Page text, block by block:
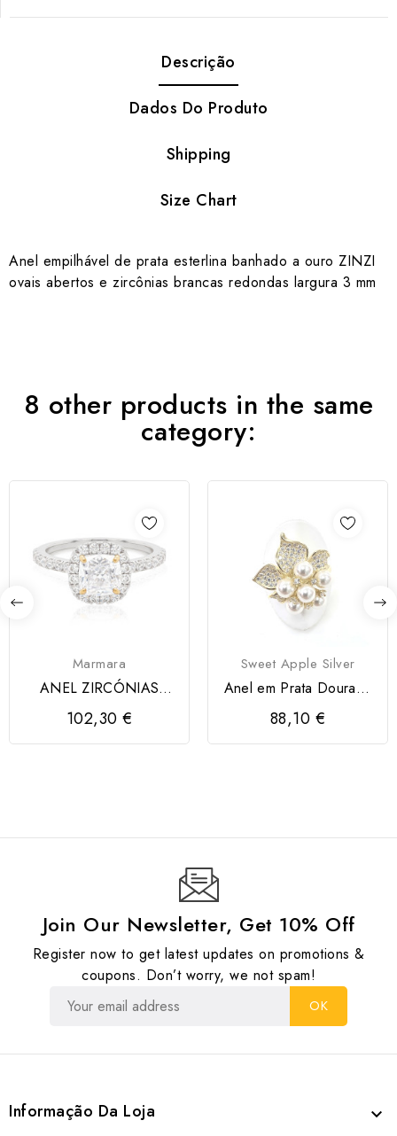
Descrição
Dados Do Produto
Shipping
Size Chart
Anel empilhável de prata esterlina banhado a ouro ZINZI
ovais abertos e zircônias brancas redondas largura 3 mm
8 other products in the same
category:
Marmara
ANEL ZIRCÓNIAS
MARMARA
102,30 €
Sweet Apple Silver
Anel em Prata Dourada
925 com Pérolas
88,10 €
Join Our Newsletter, Get 10% Off
Register now to get latest updates on promotions &
coupons. Don’t worry, we not spam!
Informação Da Loja 